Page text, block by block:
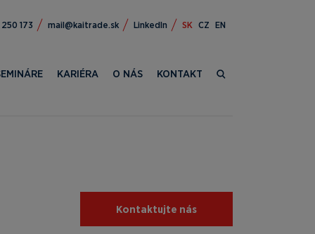
124+ ks.edartiak@liam LinkedIn SK CZ EN
KARIÉRA O NÁS KONTAKT
Kontaktujte nás